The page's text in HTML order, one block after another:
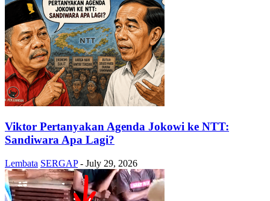
Viktor Pertanyakan Agenda Jokowi ke NTT:
Sandiwara Apa Lagi?
Lembata SERGAP - July 29, 2026